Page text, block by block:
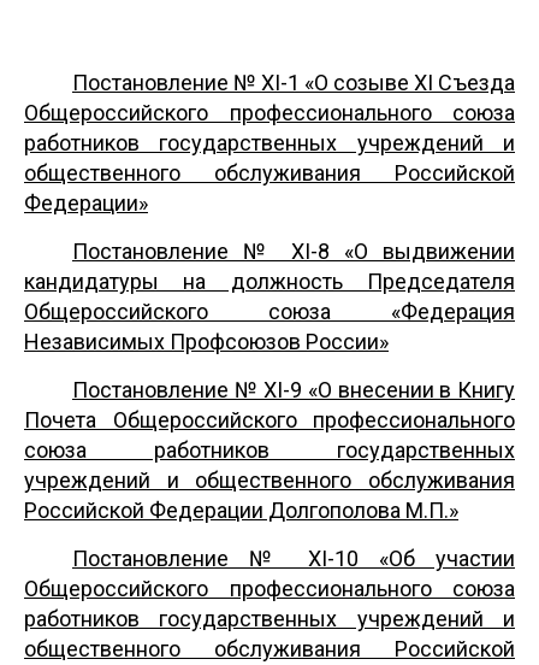
Постановление № ХI-1 «О созыве XI Съезда
Общероссийского профессионального союза
работников государственных учреждений и
общественного обслуживания Российской
Федерации»
Постановление № ХI-8 «О выдвижении
кандидатуры на должность Председателя
Общероссийского союза «Федерация
Независимых Профсоюзов России»
Постановление № XI-9 «О внесении в Книгу
Почета Общероссийского профессионального
союза работников государственных
учреждений и общественного обслуживания
Российской Федерации Долгополова М.П.»
Постановление № XI-10 «Об участии
Общероссийского профессионального союза
работников государственных учреждений и
общественного обслуживания Российской